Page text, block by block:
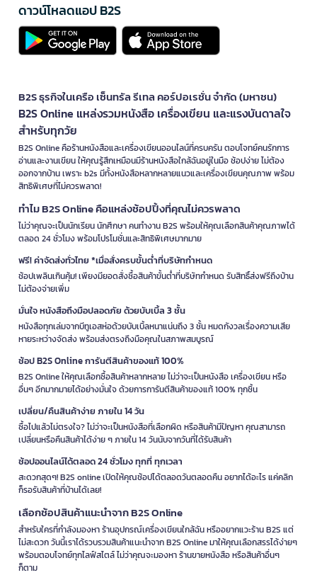
ดาวน์โหลดแอป B2S
B2S ธุรกิจในเครือ เซ็นทรัล รีเทล คอร์ปอเรชั่น จำกัด (มหาชน)
B2S Online แหล่งรวมหนังสือ เครื่องเขียน และแรงบันดาลใจ
สำหรับทุกวัย
B2S Online คือร้านหนังสือและเครื่องเขียนออนไลน์ที่ครบครัน ตอบโจทย์คนรักการ
อ่านและงานเขียน ให้คุณรู้สึกเหมือนมีร้านหนังสือใกล้ฉันอยู่ในมือ ช้อปง่าย ไม่ต้อง
ออกจากบ้าน เพราะ b2s มีทั้งหนังสือหลากหลายแนวและเครื่องเขียนคุณภาพ พร้อม
สิทธิพิเศษที่ไม่ควรพลาด!
ทำไม B2S Online คือแหล่งช้อปปิ้งที่คุณไม่ควรพลาด
ไม่ว่าคุณจะเป็นนักเรียน นักศึกษา คนทำงาน B2S พร้อมให้คุณเลือกสินค้าคุณภาพได้
ตลอด 24 ชั่วโมง พร้อมโปรโมชั่นและสิทธิพิเศษมากมาย
ฟรี! ค่าจัดส่งทั่วไทย *เมื่อสั่งครบขั้นต่ำที่บริษัทกำหนด
ช้อปเพลินเกินคุ้ม! เพียงมียอดสั่งซื้อสินค้าขั้นต่ำที่บริษัทกำหนด รับสิทธิ์ส่งฟรีถึงบ้าน
ไม่ต้องจ่ายเพิ่ม
มั่นใจ หนังสือถึงมือปลอดภัย ด้วยบับเบิ้ล 3 ชั้น
หนังสือทุกเล่มจากบีทูเอสห่อด้วยบับเบิ้ลหนาแน่นถึง 3 ชั้น หมดกังวลเรื่องความเสีย
หายระหว่างจัดส่ง พร้อมส่งตรงถึงมือคุณในสภาพสมบูรณ์
ช้อป B2S Online การันตีสินค้าของแท้ 100%
B2S Online ให้คุณเลือกซื้อสินค้าหลากหลาย ไม่ว่าจะเป็นหนังสือ เครื่องเขียน หรือ
อื่นๆ อีกมากมายได้อย่างมั่นใจ ด้วยการการันตีสินค้าของแท้ 100% ทุกชิ้น
เปลี่ยน/คืนสินค้าง่าย ภายใน 14 วัน
ซื้อไปแล้วไม่ตรงใจ? ไม่ว่าจะเป็นหนังสือที่เลือกผิด หรือสินค้ามีปัญหา คุณสามารถ
เปลี่ยนหรือคืนสินค้าได้ง่าย ๆ ภายใน 14 วันนับจากวันที่ได้รับสินค้า
ช้อปออนไลน์ได้ตลอด 24 ชั่วโมง ทุกที่ ทุกเวลา
สะดวกสุดๆ! B2S online เปิดให้คุณช้อปได้ตลอดวันตลอดคืน อยากได้อะไร แค่คลิก
ก็รอรับสินค้าที่บ้านได้เลย!
เลือกช้อปสินค้าแนะนำจาก B2S Online
สำหรับใครที่กำลังมองหา ร้านอุปกรณ์เครื่องเขียนใกล้ฉัน หรืออยากแวะร้าน B2S แต่
ไม่สะดวก วันนี้เราได้รวบรวมสินค้าแนะนำจาก B2S Online มาให้คุณเลือกสรรได้ง่ายๆ
พร้อมตอบโจทย์ทุกไลฟ์สไตล์ ไม่ว่าคุณจะมองหา ร้านขายหนังสือ หรือสินค้าอื่นๆ
ก็ตาม